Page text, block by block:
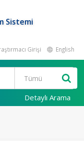
Sistemi
Girişi English
Detaylı Arama